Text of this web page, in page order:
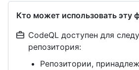
Кто может использовать эту
CodeQL доступен для
репозитория:
Репозитории,